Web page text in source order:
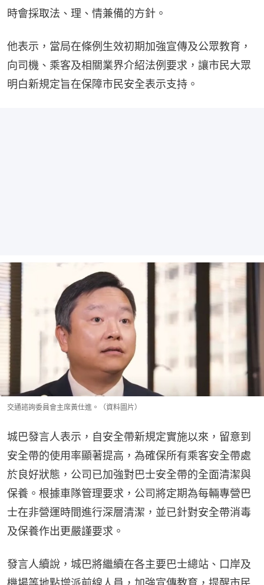
時會採取法、理、情兼備的方針。
他表示，當局在條例生效初期加強宣傳及公眾教育，
向司機、乘客及相關業界介紹法例要求，讓市民大眾
明白新規定旨在保障市民安全表示支持。
交通諮詢委員會主席黃仕進。（資料圖片）
城巴發言人表示，自安全帶新規定實施以來，留意到
安全帶的使用率顯著提高，為確保所有乘客安全帶處
於良好狀態，公司已加強對巴士安全帶的全面清潔與
保養。根據車隊管理要求，公司將定期為每輛專營巴
士在非營運時間進行深層清潔，並已針對安全帶消毒
及保養作出更嚴謹要求。
發言人續說，城巴將繼續在各主要巴士總站、口岸及